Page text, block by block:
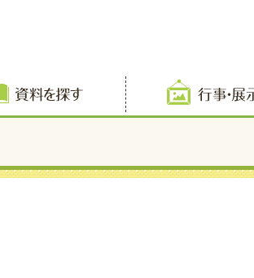
資料を探す